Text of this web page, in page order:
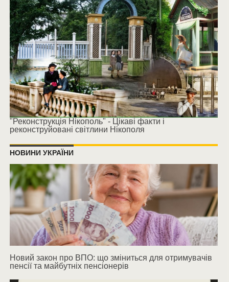
"Реконструкція Нікополь" - Цікаві факти і
реконструйовані світлини Нікополя
НОВИНИ УКРАЇНИ
Новий закон про ВПО: що зміниться для отримувачів
пенсії та майбутніх пенсіонерів